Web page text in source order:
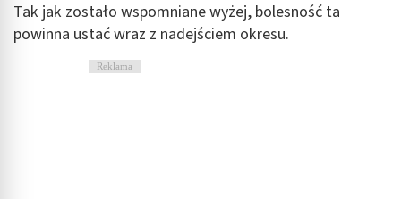
Tak jak zostało wspomniane wyżej, bolesność ta
powinna ustać wraz z nadejściem okresu.
Reklama